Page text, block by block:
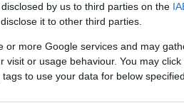
by us to third parties on the
it to other third parties.
or more Google services and may
visit or usage behaviour. You may
to use your data for below
hogy a növényt a
is remekül tűrik, bár
ellenségük és kevés
jellemzően ősz végére,